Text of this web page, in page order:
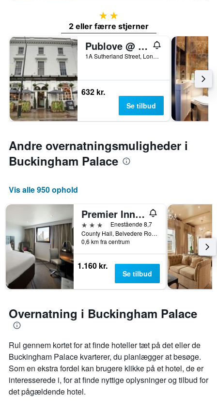
2 stjerner
2 eller færre stjerner
Publove @ The White Ferry, Victoria
1A Sutherland Street, London, Storbritannien
632 kr.
Se tilbud
Andre overnatningsmuligheder i
Buckingham Palace
Vis alle 950 ophold
Premier Inn London County Hall
3 stjernerEnestående 8,7
County Hall, Belvedere Road, London SE1 7PB, London, Storbritannien
0,6 km fra centrum
1.160 kr.
Se tilbud
Overnatning i Buckingham Palace
Rul gennem kortet for at finde hoteller tæt på det eller de
Buckingham Palace kvarterer, du planlægger at besøge.
Som en ekstra fordel kan brugere klikke på et hotel, de er
interesserede i, for at finde nyttige oplysninger og tilbud for
det pågældende hotel.